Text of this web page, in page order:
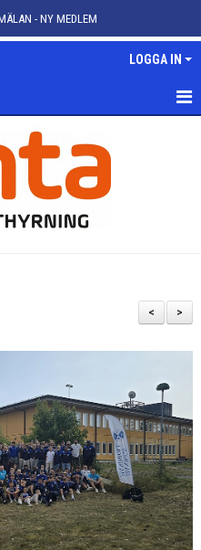
- NY MEDLEM
LOGGA IN
>
<